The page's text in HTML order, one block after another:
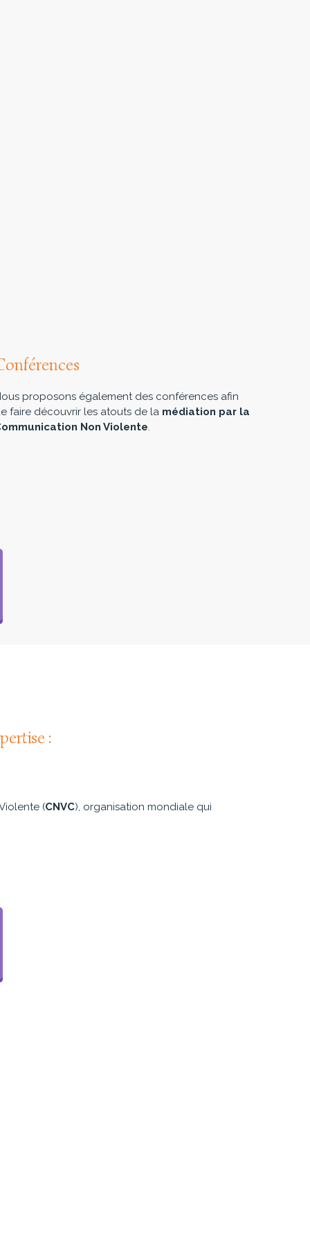
proposons également des conférences afin
faire découvrir les atouts de la médiation par la
Non Violente.
:
(CNVC), organisation mondiale qui